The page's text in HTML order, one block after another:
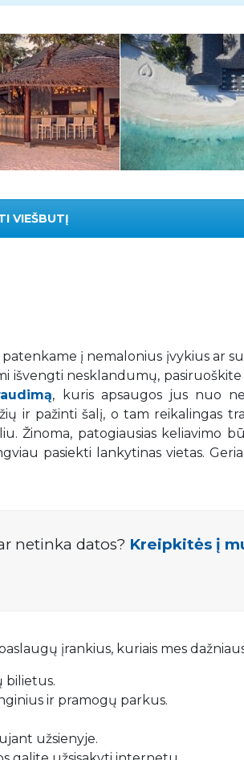
VIEŠBUTĮ
į nemalonius įvykius ar
išvengti nesklandumų, pasiruoškite
, kuris apsaugos jus nuo
ir pažinti šalį, o tam reikalingas
Žinoma, patogiausias keliavimo
pasiekti lankytinas vietas.
netinka datos? Kreipkitės į
įrankius, kuriais mes
bilietus.
ir pramogų parkus.
užsienyje.